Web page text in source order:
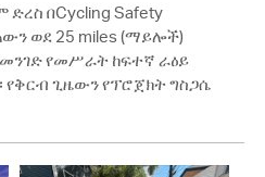
ድረስ በCycling Safety
ወደ 25 miles (ማይሎች)
የመሥራት ከፍተኛ ራዕይ
ጊዜውን የፕሮጀክት ግስጋሴ